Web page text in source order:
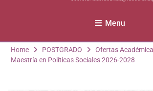
Menu
Home POSTGRADO
Ofertas
Maestría en Políticas Sociales 2026-2028